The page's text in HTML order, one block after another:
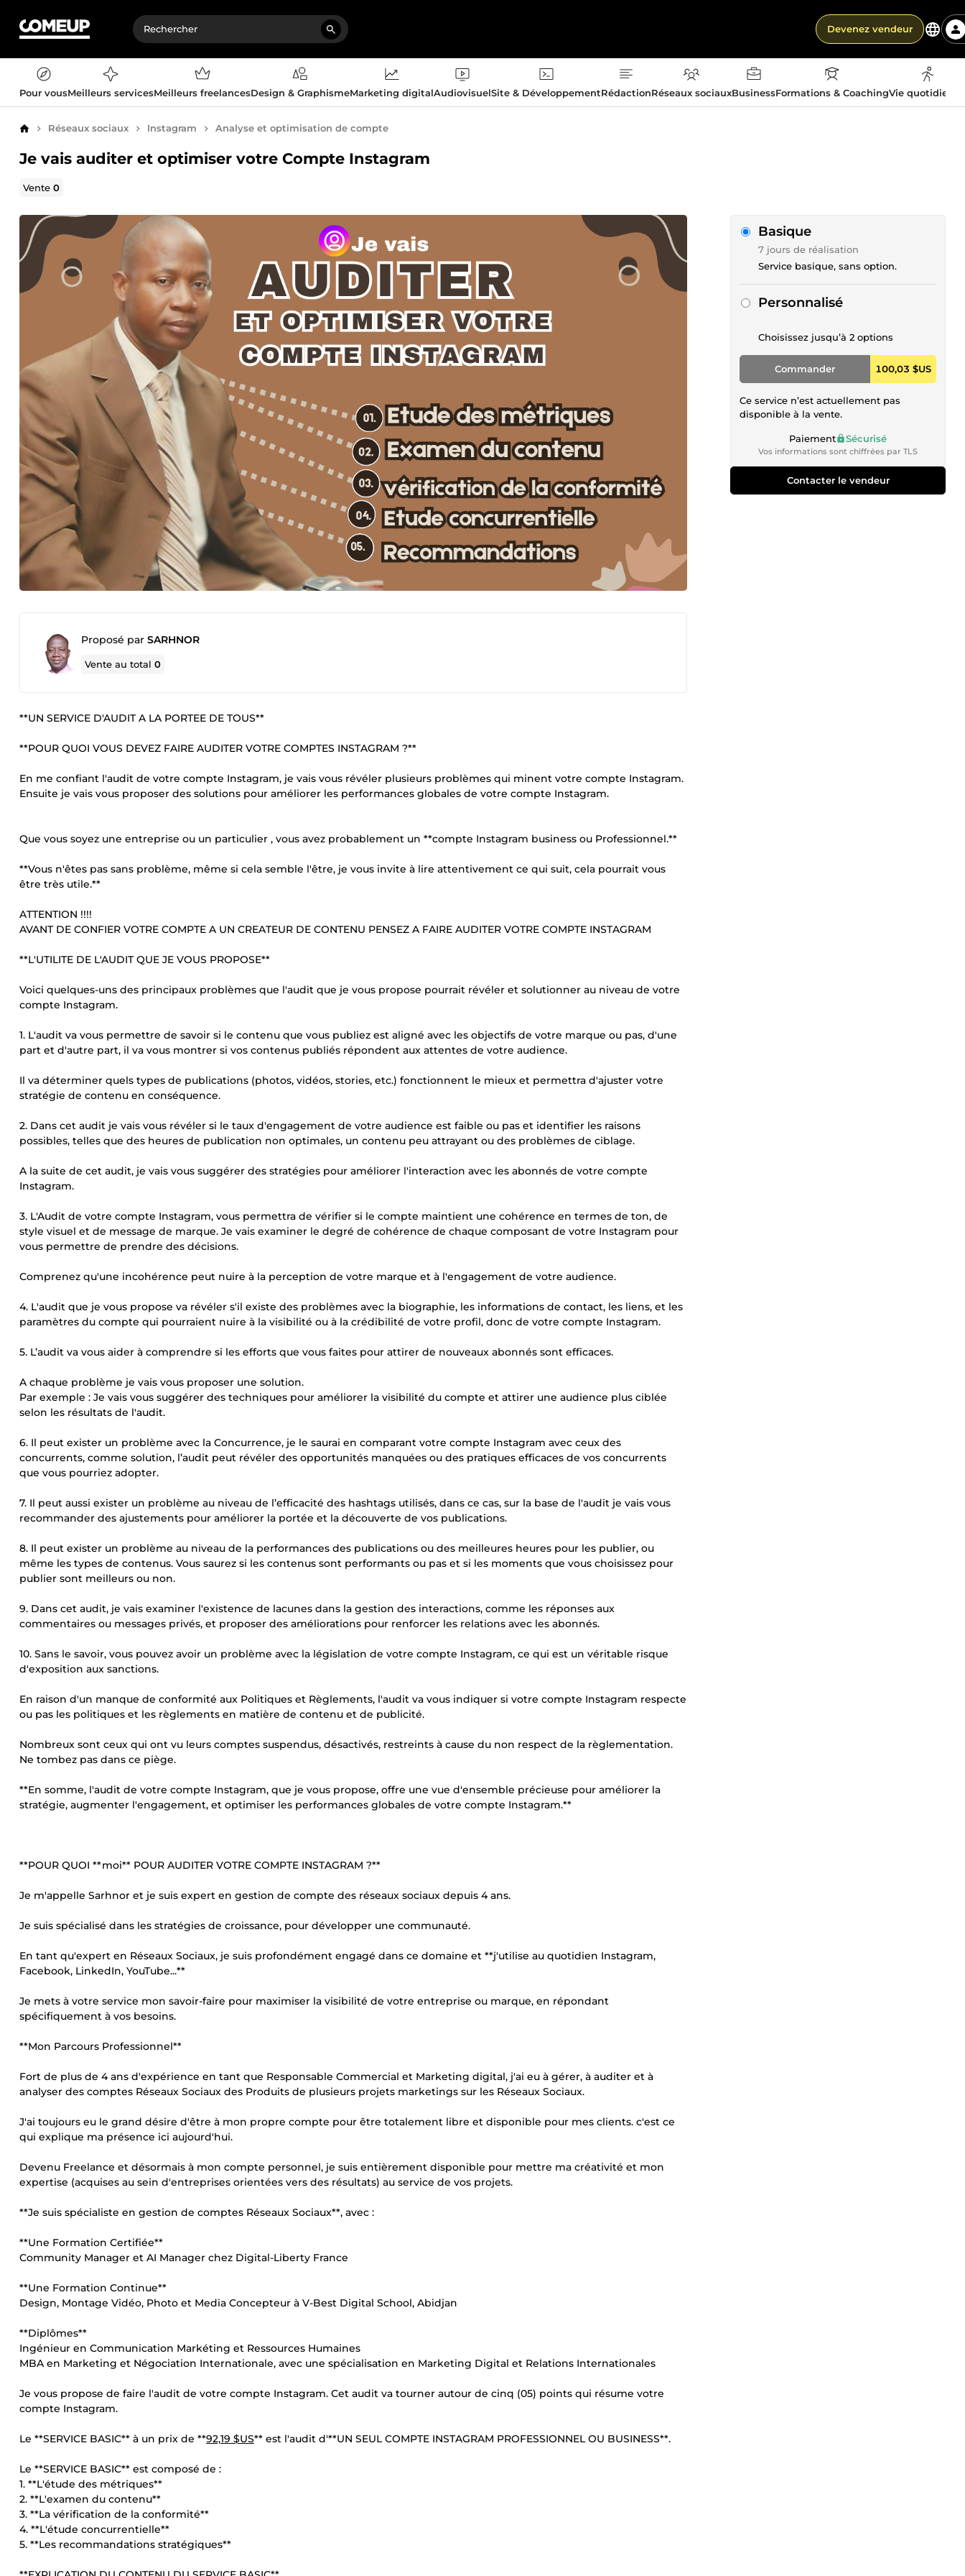
Devenez vendeur
Pour vousMeilleurs servicesMeilleurs freelancesDesign & GraphismeMarketing digitalAudiovisuelSite & DéveloppementRédactionRéseaux sociauxBusinessFormations & CoachingVie
AccueilRéseaux sociaux Instagram Analyse et optimisation de compte
Je vais auditer et optimiser votre Compte Instagram
Vente0
Proposé par SARHNOR
Vente au total0
**UN SERVICE D'AUDIT A LA PORTEE DE TOUS**
**POUR QUOI VOUS DEVEZ FAIRE AUDITER VOTRE COMPTES INSTAGRAM ?**
En me confiant l'audit de votre compte Instagram, je vais vous révéler plusieurs problèmes qui minent votre compte Instagram.
Ensuite je vais vous proposer des solutions pour améliorer les performances globales de votre compte Instagram.
Que vous soyez une entreprise ou un particulier , vous avez probablement un **compte Instagram business ou Professionnel.**
**Vous n'êtes pas sans problème, même si cela semble l'être, je vous invite à lire attentivement ce qui suit, cela pourrait vous
être très utile.**
ATTENTION !!!!
AVANT DE CONFIER VOTRE COMPTE A UN CREATEUR DE CONTENU PENSEZ A FAIRE AUDITER VOTRE COMPTE INSTAGRAM
**L'UTILITE DE L'AUDIT QUE JE VOUS PROPOSE**
Voici quelques-uns des principaux problèmes que l'audit que je vous propose pourrait révéler et solutionner au niveau de votre
compte Instagram.
1. L'audit va vous permettre de savoir si le contenu que vous publiez est aligné avec les objectifs de votre marque ou pas, d'une
part et d'autre part, il va vous montrer si vos contenus publiés répondent aux attentes de votre audience.
Il va déterminer quels types de publications (photos, vidéos, stories, etc.) fonctionnent le mieux et permettra d'ajuster votre
stratégie de contenu en conséquence.
2. Dans cet audit je vais vous révéler si le taux d'engagement de votre audience est faible ou pas et identifier les raisons
possibles, telles que des heures de publication non optimales, un contenu peu attrayant ou des problèmes de ciblage.
A la suite de cet audit, je vais vous suggérer des stratégies pour améliorer l'interaction avec les abonnés de votre compte
Instagram.
3. L'Audit de votre compte Instagram, vous permettra de vérifier si le compte maintient une cohérence en termes de ton, de
style visuel et de message de marque. Je vais examiner le degré de cohérence de chaque composant de votre Instagram pour
vous permettre de prendre des décisions.
Comprenez qu'une incohérence peut nuire à la perception de votre marque et à l'engagement de votre audience.
4. L'audit que je vous propose va révéler s'il existe des problèmes avec la biographie, les informations de contact, les liens, et les
paramètres du compte qui pourraient nuire à la visibilité ou à la crédibilité de votre profil, donc de votre compte Instagram.
5. L’audit va vous aider à comprendre si les efforts que vous faites pour attirer de nouveaux abonnés sont efficaces.
A chaque problème je vais vous proposer une solution.
Par exemple : Je vais vous suggérer des techniques pour améliorer la visibilité du compte et attirer une audience plus ciblée
selon les résultats de l'audit.
6. Il peut exister un problème avec la Concurrence, je le saurai en comparant votre compte Instagram avec ceux des
concurrents, comme solution, l’audit peut révéler des opportunités manquées ou des pratiques efficaces de vos concurrents
que vous pourriez adopter.
7. Il peut aussi exister un problème au niveau de l’efficacité des hashtags utilisés, dans ce cas, sur la base de l'audit je vais vous
recommander des ajustements pour améliorer la portée et la découverte de vos publications.
8. Il peut exister un problème au niveau de la performances des publications ou des meilleures heures pour les publier, ou
même les types de contenus. Vous saurez si les contenus sont performants ou pas et si les moments que vous choisissez pour
publier sont meilleurs ou non.
9. Dans cet audit, je vais examiner l'existence de lacunes dans la gestion des interactions, comme les réponses aux
commentaires ou messages privés, et proposer des améliorations pour renforcer les relations avec les abonnés.
10. Sans le savoir, vous pouvez avoir un problème avec la législation de votre compte Instagram, ce qui est un véritable risque
d'exposition aux sanctions.
En raison d'un manque de conformité aux Politiques et Règlements, l'audit va vous indiquer si votre compte Instagram respecte
ou pas les politiques et les règlements en matière de contenu et de publicité.
Nombreux sont ceux qui ont vu leurs comptes suspendus, désactivés, restreints à cause du non respect de la règlementation.
Ne tombez pas dans ce piège.
**En somme, l'audit de votre compte Instagram, que je vous propose, offre une vue d'ensemble précieuse pour améliorer la
stratégie, augmenter l'engagement, et optimiser les performances globales de votre compte Instagram.**
**POUR QUOI **moi** POUR AUDITER VOTRE COMPTE INSTAGRAM ?**
Je m'appelle Sarhnor et je suis expert en gestion de compte des réseaux sociaux depuis 4 ans.
Je suis spécialisé dans les stratégies de croissance, pour développer une communauté.
En tant qu'expert en Réseaux Sociaux, je suis profondément engagé dans ce domaine et **j'utilise au quotidien Instagram,
Facebook, LinkedIn, YouTube...**
Je mets à votre service mon savoir-faire pour maximiser la visibilité de votre entreprise ou marque, en répondant
spécifiquement à vos besoins.
**Mon Parcours Professionnel**
Fort de plus de 4 ans d'expérience en tant que Responsable Commercial et Marketing digital, j'ai eu à gérer, à auditer et à
analyser des comptes Réseaux Sociaux des Produits de plusieurs projets marketings sur les Réseaux Sociaux.
J'ai toujours eu le grand désire d'être à mon propre compte pour être totalement libre et disponible pour mes clients. c'est ce
qui explique ma présence ici aujourd'hui.
Devenu Freelance et désormais à mon compte personnel, je suis entièrement disponible pour mettre ma créativité et mon
expertise (acquises au sein d'entreprises orientées vers des résultats) au service de vos projets.
**Je suis spécialiste en gestion de comptes Réseaux Sociaux**, avec :
**Une Formation Certifiée**
Community Manager et AI Manager chez Digital-Liberty France
**Une Formation Continue**
Design, Montage Vidéo, Photo et Media Concepteur à V-Best Digital School, Abidjan
**Diplômes**
Ingénieur en Communication Markéting et Ressources Humaines
MBA en Marketing et Négociation Internationale, avec une spécialisation en Marketing Digital et Relations Internationales
Je vous propose de faire l'audit de votre compte Instagram. Cet audit va tourner autour de cinq (05) points qui résume votre
compte Instagram.
Le **SERVICE BASIC** à un prix de **92,19 $US** est l'audit d'**UN SEUL COMPTE INSTAGRAM PROFESSIONNEL OU BUSINESS**.
Le **SERVICE BASIC** est composé de :
1. **L'étude des métriques**
2. **L'examen du contenu**
3. **La vérification de la conformité**
4. **L'étude concurrentielle**
5. **Les recommandations stratégiques**
Basique
7 jours de réalisation
Service basique, sans option.
Personnalisé
Choisissez jusqu’à 2 options
Commander 100,03 $US
Ce service n’est actuellement pas
disponible à la vente.
Paiement Sécurisé
Vos informations sont chiffrées par TLS
Contacter le vendeur